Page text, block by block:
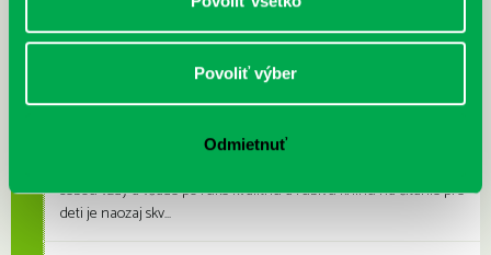
Povoliť výber
Odmietnuť
Kubo Club už aj v petržalskej
Každý deň |Furdekova 1,Haanova 37,Lietavská 16,Prokofievova 5,
sebou vždy a všade po ruke kvalitnú a ľúbivú knihu na čítanie pre
deti je naozaj skv...